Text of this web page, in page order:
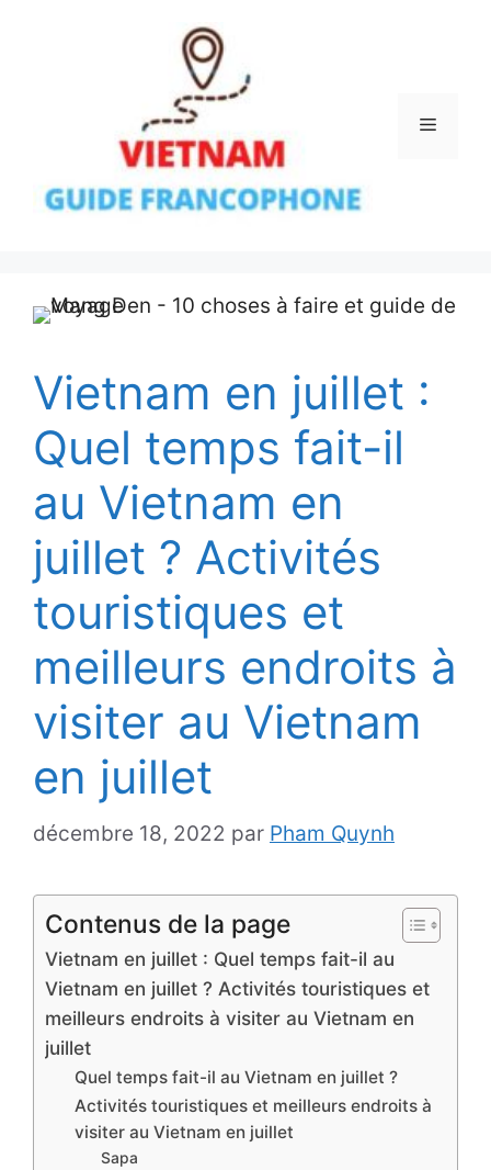
Menu
Vietnam en juillet :
Quel temps fait-il
au Vietnam en
juillet ? Activités
touristiques et
meilleurs endroits à
visiter au Vietnam
en juillet
décembre 18, 2022 par Pham Quynh
Contenus de la page
Vietnam en juillet : Quel temps fait-il au
Vietnam en juillet ? Activités touristiques et
meilleurs endroits à visiter au Vietnam en
juillet
Quel temps fait-il au Vietnam en juillet ?
Activités touristiques et meilleurs endroits à
visiter au Vietnam en juillet
Sapa